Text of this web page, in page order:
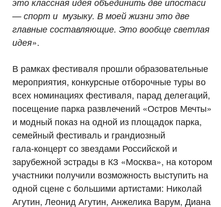
— спорт и музыку. В моей жизни это две
главные составляющие. Это вообще светлая
идея».
В рамках фестиваля прошли образовательные
мероприятия, конкурсные отборочные туры во
всех номинациях фестиваля, парад делегаций,
посещение парка развлечений «Остров Мечты»
и модный показ на одной из площадок парка,
семейный фестиваль и грандиозный
гала‑концерт со звездами Российской и
зарубежной эстрады в КЗ «Москва», на котором
участники получили возможность выступить на
одной сцене с большими артистами: Николай
Агутин, Леонид Агутин, Анжелика Варум, Диана